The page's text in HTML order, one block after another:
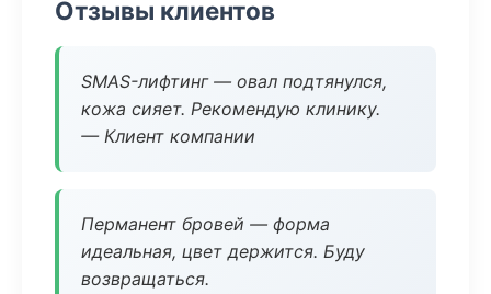
Отзывы клиентов
SMAS-лифтинг — овал подтянулся,
кожа сияет. Рекомендую клинику.
— Клиент компании
Перманент бровей — форма
идеальная, цвет держится. Буду
возвращаться.